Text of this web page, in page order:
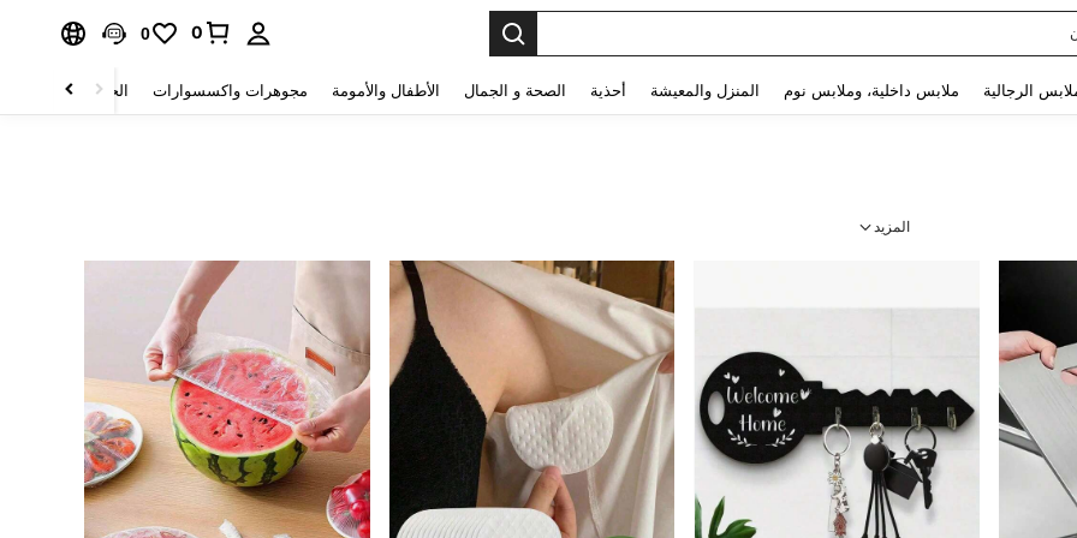
0
0
الرجالية ملابس داخلية، وملابس نوم المنزل والمعيشة أحذية الصحة و الجمال الأطفال والأمومة مجوهرات واكسسوارات الحقائب والأمتعة
المزيد